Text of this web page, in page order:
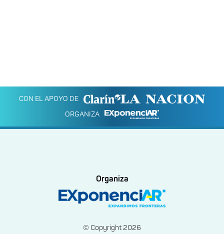
CON EL APOYO DE
ORGANIZA
Organiza
© Copyright 2026